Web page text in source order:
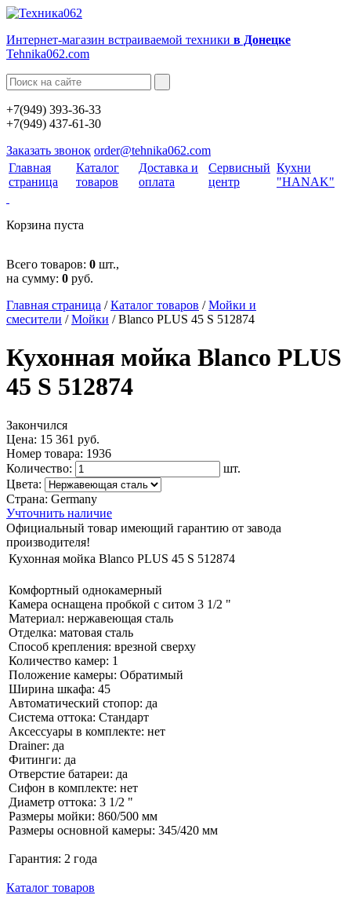
Интернет-магазин встраиваемой техники в Донецке
Tehnika062.com
+7(949) 393-36-33
+7(949) 437-61-30
Заказать звонок order@tehnika062.com
Главная
страница
Каталог
товаров
Доставка и
оплата
Сервисный
центр
Кухни
"HANAK"
Корзина пуста
Всего товаров: 0 шт.,
на сумму: 0 руб.
Главная страница /Каталог товаров /Мойки и
смесители /Мойки /Blanco PLUS 45 S 512874
Кухонная мойка Blanco PLUS
45 S 512874
Закончился
Цена: 15 361 руб.
Номер товара: 1936
Количество:
шт.
Цвета:
Страна: Germany
Учточнить наличие
Официальный товар имеющий гарантию от завода
производителя!
Кухонная мойка Blanco PLUS 45 S 512874
Комфортный однокамерный
Камера оснащена пробкой с ситом 3 1/2 "
Материал: нержавеющая сталь
Отделка: матовая сталь
Способ крепления: врезной сверху
Количество камер: 1
Положение камеры: Обратимый
Ширина шкафа: 45
Автоматический стопор: да
Система оттока: Стандарт
Аксессуары в комплекте: нет
Drainer: да
Фитинги: да
Отверстие батареи: да
Сифон в комплекте: нет
Диаметр оттока: 3 1/2 "
Размеры мойки: 860/500 мм
Размеры основной камеры: 345/420 мм
Гарантия: 2 года
Каталог товаров